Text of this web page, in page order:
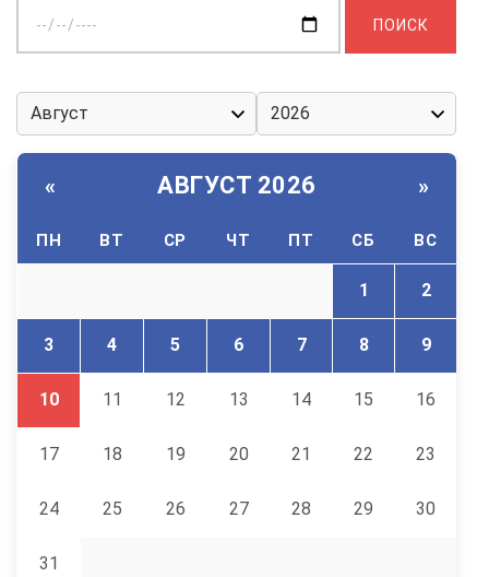
дату:
« АВГУСТ 2026 »
ПН ВТ СР ЧТ ПТ СБ ВС
1 2
3 4 5 6 7 8 9
10 11 12 13 14 15 16
17 18 19 20 21 22 23
24 25 26 27 28 29 30
31